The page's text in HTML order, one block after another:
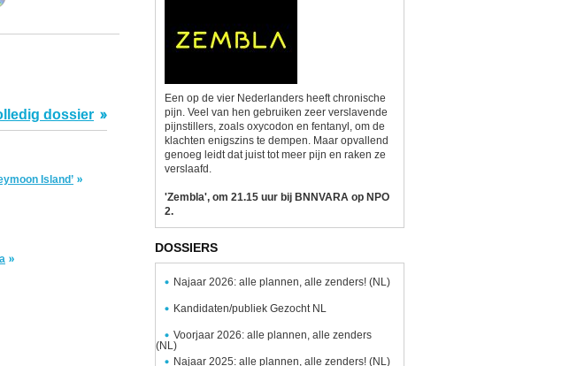
dossier
Island’
Een op de vier Nederlanders heeft chronische
pijn. Veel van hen gebruiken zeer verslavende
pijnstillers, zoals oxycodon en fentanyl, om de
klachten enigszins te dempen. Maar opvallend
genoeg leidt dat juist tot meer pijn en raken ze
verslaafd.
'Zembla', om 21.15 uur bij BNNVARA op NPO
2.
DOSSIERS
Najaar 2026: alle plannen, alle zenders! (NL)
Kandidaten/publiek Gezocht NL
Voorjaar 2026: alle plannen, alle zenders
(NL)
Najaar 2025: alle plannen, alle zenders! (NL)